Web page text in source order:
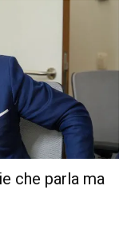
che parla ma